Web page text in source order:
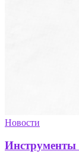
Новости
Инструменты